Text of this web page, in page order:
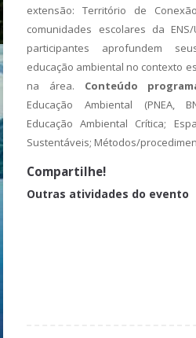
extensão: Território de
comunidades escolares da
participantes aprofundem
educação ambiental no contexto
na área. Conteúdo
Educação Ambiental (PNEA,
Educação Ambiental Crítica;
Sustentáveis; Métodos/
Compartilhe!
Outras atividades do evento